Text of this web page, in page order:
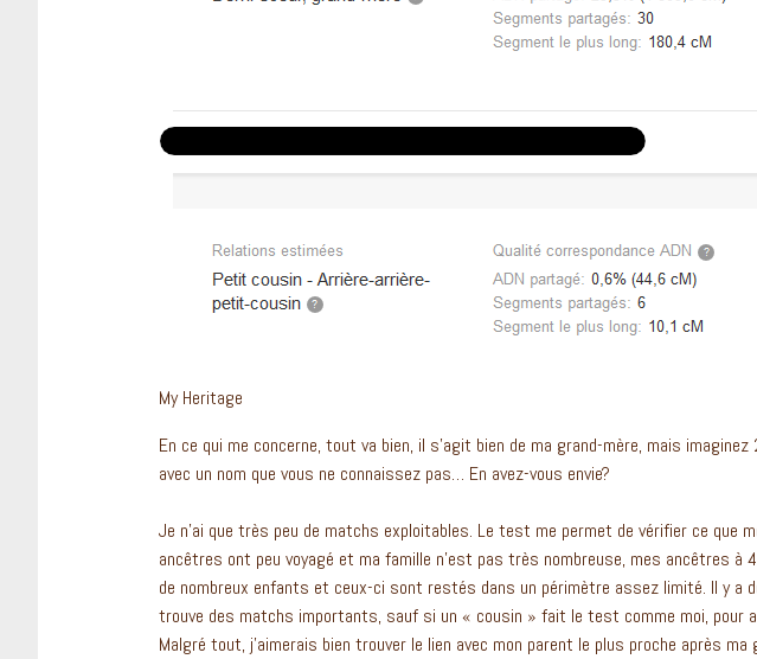
My Heritage
En ce qui me concerne, tout va bien, il s’agit bien de ma grand-mère, mais
avec un nom que vous ne connaissez pas… En avez-vous envie?
Je n’ai que très peu de matchs exploitables. Le test me permet de vérifier ce que
ancêtres ont peu voyagé et ma famille n’est pas très nombreuse, mes ancêtres à
de nombreux enfants et ceux-ci sont restés dans un périmètre assez limité. Il y a
trouve des matchs importants, sauf si un « cousin » fait le test comme moi, pour
Malgré tout, j’aimerais bien trouver le lien avec mon parent le plus proche après ma